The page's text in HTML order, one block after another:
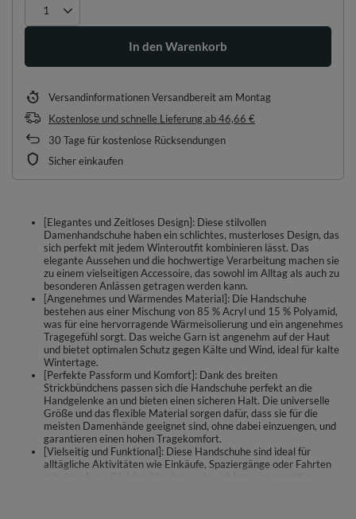
In den Warenkorb
VersandinformationenVersandbereit am Montag
Kostenlose und schnelle Lieferungab46,66 €
30 Tage für kostenlose Rücksendungen
Sicher einkaufen
[Elegantes und Zeitloses Design]: Diese stilvollen
Damenhandschuhe haben ein schlichtes, musterloses Design, das
sich perfekt mit jedem Winteroutfit kombinieren lässt. Das
elegante Aussehen und die hochwertige Verarbeitung machen sie
zu einem vielseitigen Accessoire, das sowohl im Alltag als auch zu
besonderen Anlässen getragen werden kann.
[Angenehmes und Wärmendes Material]: Die Handschuhe
bestehen aus einer Mischung von 85 % Acryl und 15 % Polyamid,
was für eine hervorragende Wärmeisolierung und ein angenehmes
Tragegefühl sorgt. Das weiche Garn ist angenehm auf der Haut
und bietet optimalen Schutz gegen Kälte und Wind, ideal für kalte
Wintertage.
[Perfekte Passform und Komfort]: Dank des breiten
Strickbündchens passen sich die Handschuhe perfekt an die
Handgelenke an und bieten einen sicheren Halt. Die universelle
Größe und das flexible Material sorgen dafür, dass sie für die
meisten Damenhände geeignet sind, ohne dabei einzuengen, und
garantieren einen hohen Tragekomfort.
[Vielseitig und Funktional]: Diese Handschuhe sind ideal für
alltägliche Aktivitäten wie Einkäufe, Spaziergänge oder Fahrten
mit dem Auto. Gleichzeitig eignen sie sich hervorragend für